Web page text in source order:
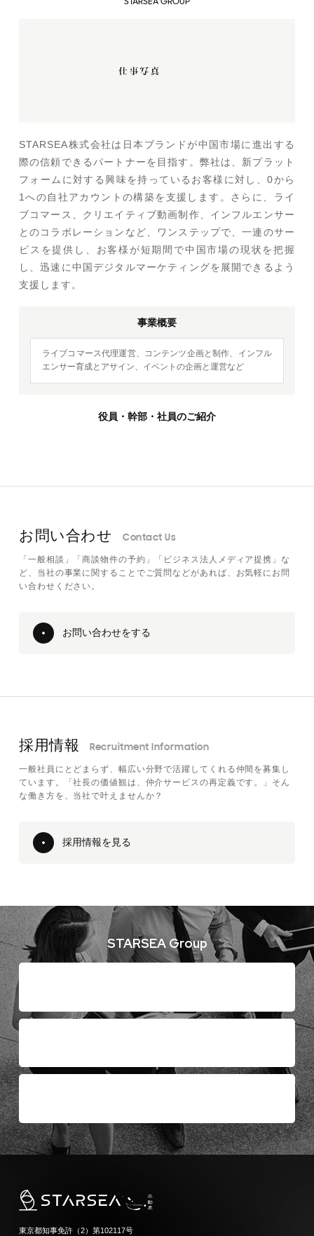
STARSEA株式会社は日本ブランドが中国市場に進出する
際の信頼できるパートナーを目指す。弊社は、新プラット
フォームに対する興味を持っているお客様に対し、0から
1への自社アカウントの構築を支援します。さらに、ライ
ブコマース、クリエイティブ動画制作、インフルエンサー
とのコラボレーションなど、ワンステップで、一連のサー
ビスを提供し、お客様が短期間で中国市場の現状を把握
し、迅速に中国デジタルマーケティングを展開できるよう
支援します。
事業概要
ライブコマース代理運営、コンテンツ企画と制作、インフル
エンサー育成とアサイン、イベントの企画と運営など
役員・幹部・社員のご紹介
お問い合わせ Contact Us
「一般相談」「商談物件の予約」「ビジネス法人メディア提携」な
ど、当社の事業に関することでご質問などがあれば、お気軽にお問
い合わせください。
お問い合わせをする
採用情報 Recruitment Information
一般社員にとどまらず、幅広い分野で活躍してくれる仲間を募集し
ています。「社長の価値観は、仲介サービスの再定義です。」そん
な働き方を、当社で叶えませんか？
採用情報を見る
STARSEA Group
東京都知事免許（2）第102117号